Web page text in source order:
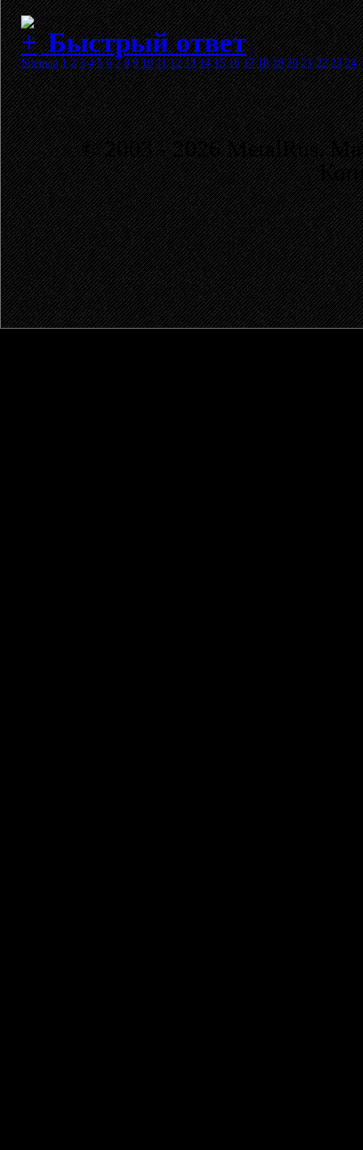
Быстрый ответ
Sitemap 1 2 3 4 5 6 7 8 9 10 11 12 13 14 15 16 17 18 19 20 21 22 23 24
© 2003 - 2026 MetalRus.